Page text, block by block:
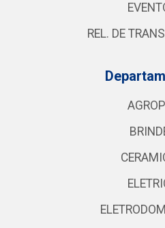
REL. DE